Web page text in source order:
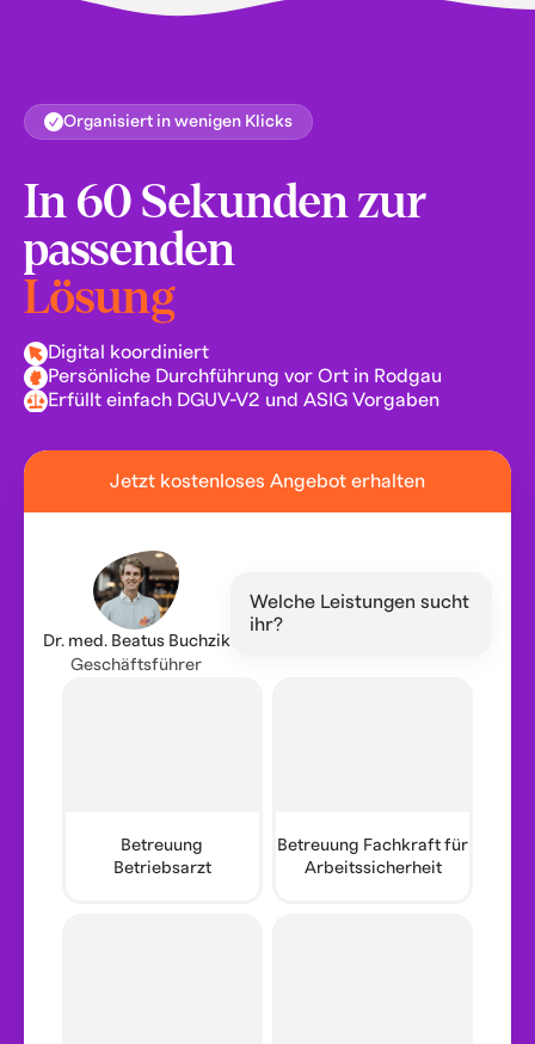
Organisiert in wenigen Klicks
In 60 Sekunden zur
passenden
Lösung
Digital koordiniert
Persönliche Durchführung vor Ort in Rodgau
Erfüllt einfach DGUV-V2 und ASIG Vorgaben
Jetzt kostenloses Angebot erhalten
Dr. med. Beatus Buchzik
Geschäftsführer
Welche Leistungen sucht
ihr?
Betreuung
Betriebsarzt
Betreuung Fachkraft für
Arbeitssicherheit